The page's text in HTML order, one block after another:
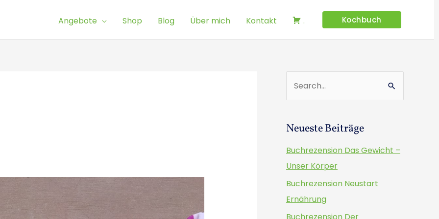
Angebote Shop Blog Über mich Kontakt . Kochbuch
u
h
e
n
n
a
c
Neueste Beiträge
Buchrezension Das Gewicht –
Unser Körper
Buchrezension Neustart
Ernährung